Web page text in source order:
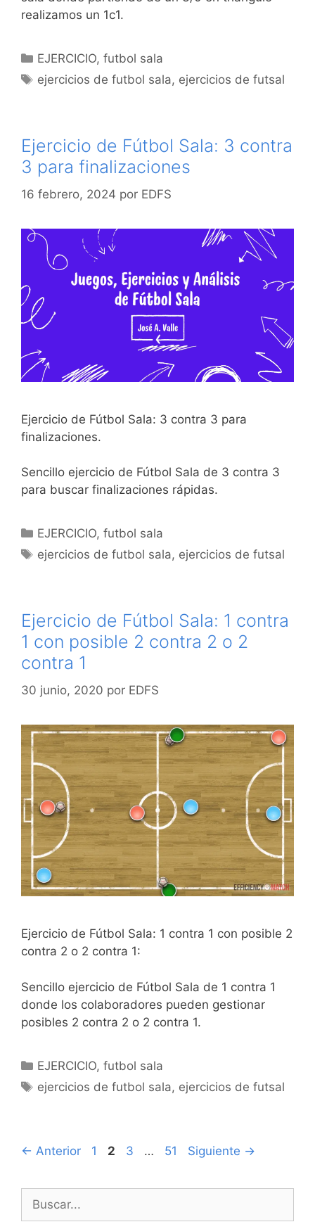
realizamos un 1c1.
Categorías
EJERCICIO,futbol sala
Etiquetas
ejercicios de futbol sala, ejercicios de futsal
Ejercicio de Fútbol Sala: 3 contra
3 para finalizaciones
16 febrero, 2024 por EDFS
Ejercicio de Fútbol Sala: 3 contra 3 para
finalizaciones.
Sencillo ejercicio de Fútbol Sala de 3 contra 3
para buscar finalizaciones rápidas.
Categorías
EJERCICIO,futbol sala
Etiquetas
ejercicios de futbol sala, ejercicios de futsal
Ejercicio de Fútbol Sala: 1 contra
1 con posible 2 contra 2 o 2
contra 1
30 junio, 2020 por EDFS
Ejercicio de Fútbol Sala: 1 contra 1 con posible 2
contra 2 o 2 contra 1:
Sencillo ejercicio de Fútbol Sala de 1 contra 1
donde los colaboradores pueden gestionar
posibles 2 contra 2 o 2 contra 1.
Categorías
EJERCICIO,futbol sala
Etiquetas
ejercicios de futbol sala, ejercicios de futsal
Navegación
entradas
← Anterior Página
1 Página
2 Página
3 … Página
51 Siguiente →